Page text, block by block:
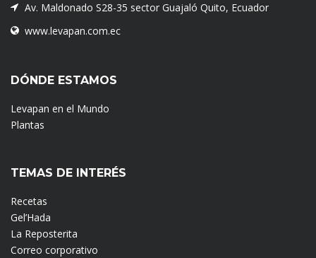
Av. Maldonado S28-35 sector Guajaló Quito, Ecuador
www.levapan.com.ec
DÓNDE ESTAMOS
Levapan en el Mundo
Plantas
TEMAS DE INTERÉS
Recetas
Gel’Hada
La Reposterita
Correo corporativo